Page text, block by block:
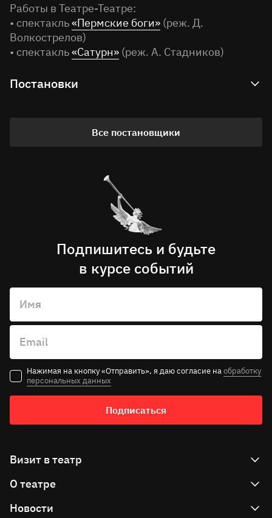
Работы в Театре-Театре:
• спектакль«Пермские боги» (реж. Д.
Волкострелов)
• спектакль«Сатурн» (реж. А. Стадников)
Постановки
Пермские боги
Движение, музыка
Все постановщики
Подпишитесь и будьте
в курсе событий
Имя
Email
Нажимая на кнопку «Отправить», я даю согласие наобработку
персональных данных
Подписаться
Визит в театр
Как купить билет
Как вернуть билет
О театре
Театр сегодня
Новости